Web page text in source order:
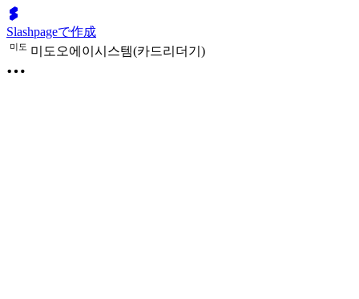
Slashpageで作成
미 도 미도오에이시스템(카드리더기)